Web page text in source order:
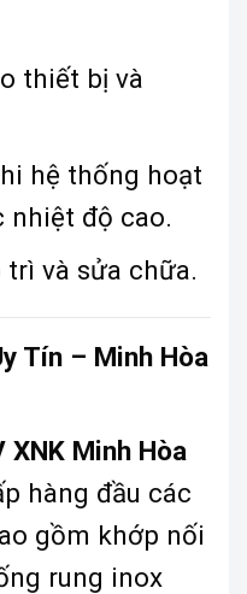
thiết bị và
hệ thống hoạt
nhiệt độ cao.
và sửa chữa.
Tín – Minh Hòa
XNK Minh Hòa
hàng đầu các
gồm khớp nối
rung inox